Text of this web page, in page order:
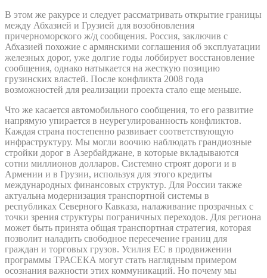
В этом же ракурсе и следует рассматривать открытие границы
между Абхазией и Грузией для возобновления
причерноморского ж/д сообщения. Россия, заключив с
Абхазией похожие с армянскими соглашения об эксплуатации
железных дорог, уже долгие годы лоббирует восстановление
сообщения, однако натыкается на жесткую позицию
грузинских властей. После конфликта 2008 года
возможностей для реализации проекта стало еще меньше.
Что же касается автомобильного сообщения, то его развитие
напрямую упирается в неурегулированность конфликтов.
Каждая страна постепенно развивает соответствующую
инфраструктуру. Мы могли воочию наблюдать грандиозные
стройки дорог в Азербайджане, в которые вкладываются
сотни миллионов долларов. Системно строят дороги и в
Армении и в Грузии, используя для этого кредиты
международных финансовых структур. Для России также
актуальна модернизация транспортной системы в
республиках Северного Кавказа, налаживание прозрачных с
точки зрения структуры пограничных переходов. Для региона
может быть принята общая транспортная стратегия, которая
позволит наладить свободное пересечение границ для
граждан и торговых грузов. Усилия ЕС в продвижении
программы ТРАСЕКА могут стать наглядным примером
осознания важности этих коммуникаций. Но почему мы